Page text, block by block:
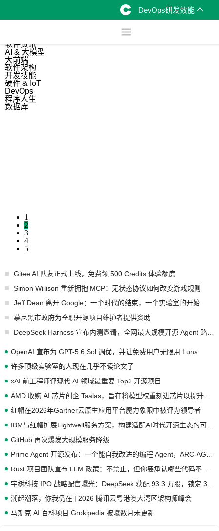
DevOps研发效能
软件资讯
AI & 大模型
大前端
软件架构
开发技能
硬件 & IoT
DevOps
程序人生
数据库
1
2
3
4
5
Gitee AI 队友正式上线，免费领 500 Credits 体验额度
Simon Willison 重新拥抱 MCP：无状态协议如何改变游戏规则
Jeff Dean 离开 Google：一个时代的结束，一个实验室的开始
慕尼黑市政府为全职开源项目维护者提供资助
OpenAI 宣布为 GPT-5.6 Sol 调优，并让免费用户无限用 Luna
许多顶级实验室的人现在几乎不读论文了
xAI 前工程师评现代 AI 领域最重要 Top3 开源项目
红帽在2026年Gartner云原生应用平台魔力象限中被评为领导者
GitHub 再次爆发大规模服务降级
潮起潮落，你我仍在 | 2026 腾讯云粤港澳大湾区架构师峰会
马斯克 AI 百科项目 Grokipedia 被曝数月未更新